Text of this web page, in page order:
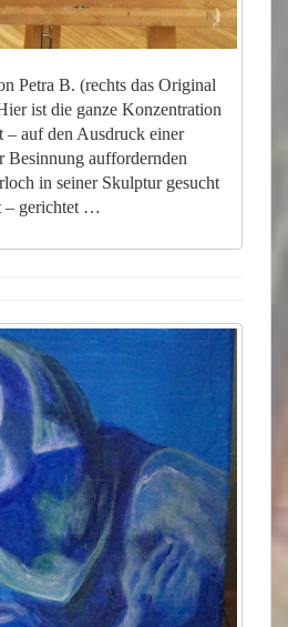
Petra B. (rechts das Original
ist die ganze Konzentration
– auf den Ausdruck einer
Besinnung auffordernden
in seiner Skulptur gesucht
– gerichtet …